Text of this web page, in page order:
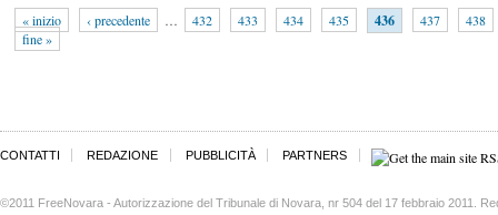
« inizio ‹ precedente … 432 433 434 435 436 437
438
fine »
CONTATTI REDAZIONE PUBBLICITÀ PARTNERS
©2011 FreeNovara - Autorizzazione del Tribunale di Novara, nr 504 del 17 febbraio 2011.